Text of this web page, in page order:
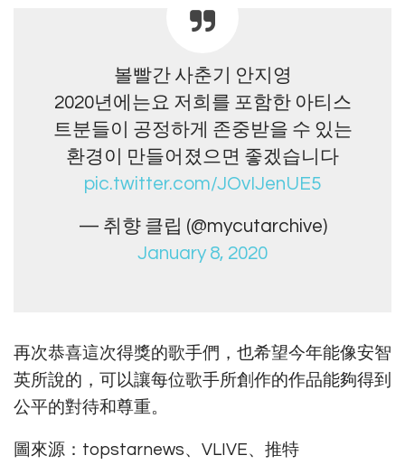
볼빨간 사춘기 안지영
2020년에는요 저희를 포함한 아티스
트분들이 공정하게 존중받을 수 있는
환경이 만들어졌으면 좋겠습니다
pic.twitter.com/JOvIJenUE5
— 취향 클립 (@mycutarchive)
January 8, 2020
再次恭喜這次得獎的歌手們，也希望今年能像安智
英所說的，可以讓每位歌手所創作的作品能夠得到
公平的對待和尊重。
圖來源：topstarnews、VLIVE、推特